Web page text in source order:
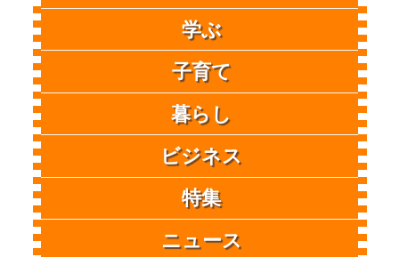
学ぶ
子育て
暮らし
ビジネス
特集
ニュース